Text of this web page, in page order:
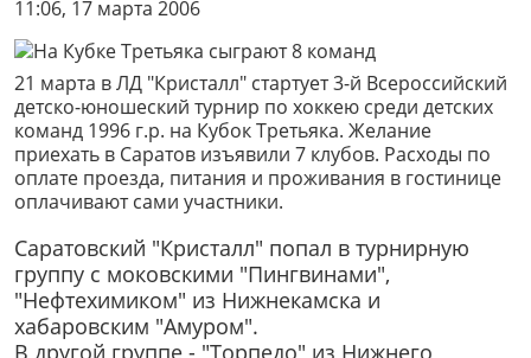
11:06, 17 марта 2006
21 марта в ЛД "Кристалл" стартует 3-й Всероссийский
детско-юношеский турнир по хоккею среди детских
команд 1996 г.р. на Кубок Третьяка. Желание
приехать в Саратов изъявили 7 клубов. Расходы по
оплате проезда, питания и проживания в гостинице
оплачивают сами участники.
Саратовский "Кристалл" попал в турнирную
группу с моковскими "Пингвинами",
"Нефтехимиком" из Нижнекамска и
хабаровским "Амуром".
В другой группе - "Торпедо" из Нижнего